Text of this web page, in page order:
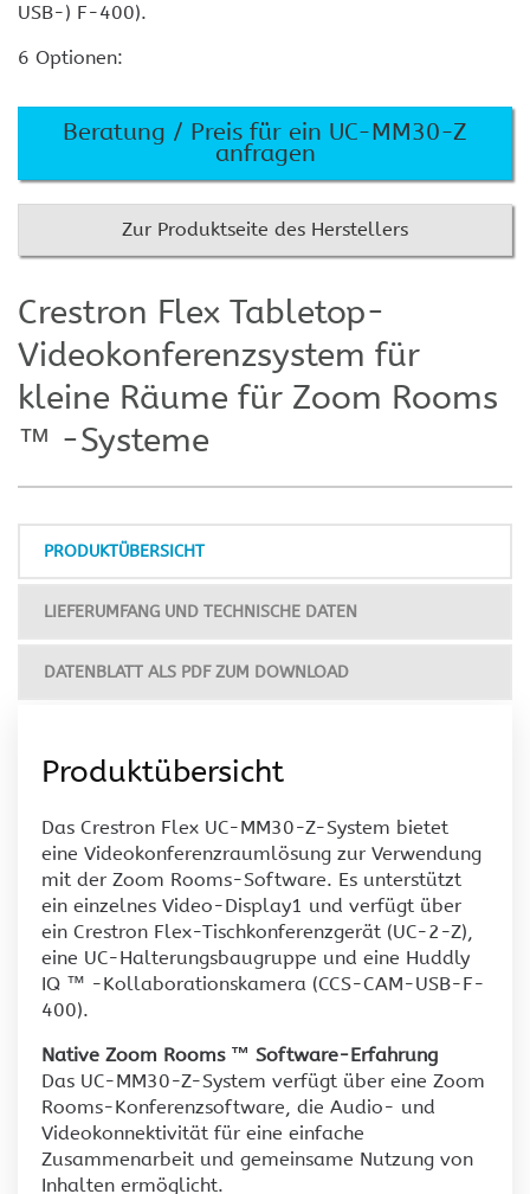
USB-) F-400).
6 Optionen:
Beratung / Preis für ein UC-MM30-Z
anfragen
Zur Produktseite des Herstellers
Crestron Flex Tabletop-
Videokonferenzsystem für
kleine Räume für Zoom Rooms
™ -Systeme
PRODUKTÜBERSICHT
LIEFERUMFANG UND TECHNISCHE DATEN
DATENBLATT ALS PDF ZUM DOWNLOAD
Produktübersicht
Das Crestron Flex UC-MM30-Z-System bietet
eine Videokonferenzraumlösung zur Verwendung
mit der Zoom Rooms-Software. Es unterstützt
ein einzelnes Video-Display1 und verfügt über
ein Crestron Flex-Tischkonferenzgerät (UC-2-Z),
eine UC-Halterungsbaugruppe und eine Huddly
IQ ™ -Kollaborationskamera (CCS-CAM-USB-F-
400).
Native Zoom Rooms ™ Software-Erfahrung
Das UC-MM30-Z-System verfügt über eine Zoom
Rooms-Konferenzsoftware, die Audio- und
Videokonnektivität für eine einfache
Zusammenarbeit und gemeinsame Nutzung von
Inhalten ermöglicht.